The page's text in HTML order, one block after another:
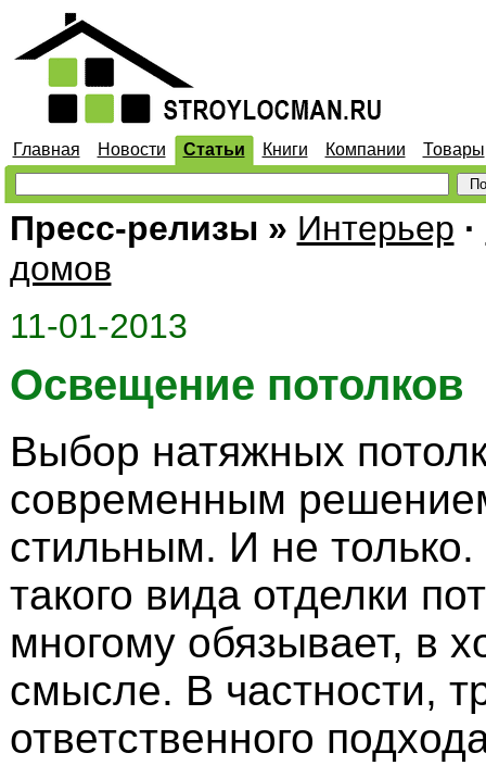
Главная Новости Статьи Книги Компании Товары
Пресс-релизы » Интерьер ·
домов
11-01-2013
Освещение потолков
Выбор натяжных
современным
стильным. И не
такого вида отделки
многому обязывает, в
смысле. В частности,
ответственного